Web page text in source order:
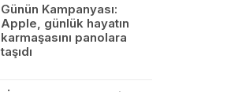
Günün Kampanyası:
Apple, günlük hayatın
karmaşasını panolara
taşıdı